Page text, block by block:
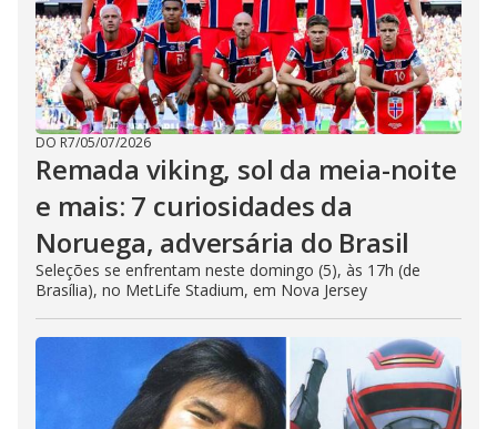
DO R7/05/07/2026
Remada viking, sol da meia-noite
e mais: 7 curiosidades da
Noruega, adversária do Brasil
Seleções se enfrentam neste domingo (5), às 17h (de
Brasília), no MetLife Stadium, em Nova Jersey